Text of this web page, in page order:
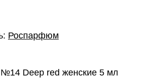
Роспарфюм
Deep red женские 5 мл